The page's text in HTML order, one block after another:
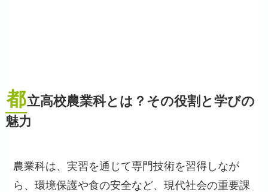
都立高校農業科とは？その役割と学びの
魅力
農業科は、実習を通じて専門技術を習得しなが
ら、環境保護や食の安全など、現代社会の重要課